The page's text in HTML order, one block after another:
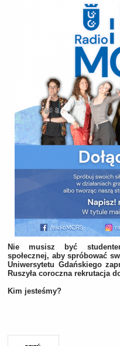
Nie musisz być
społecznej, aby spróbować
Uniwersytetu Gdańskiego
Ruszyła coroczna rekrutacja
Kim jesteśmy?